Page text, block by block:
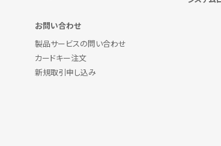
お問い合わせ
製品サービスの問い合わせ
カードキー注文
新規取引申し込み